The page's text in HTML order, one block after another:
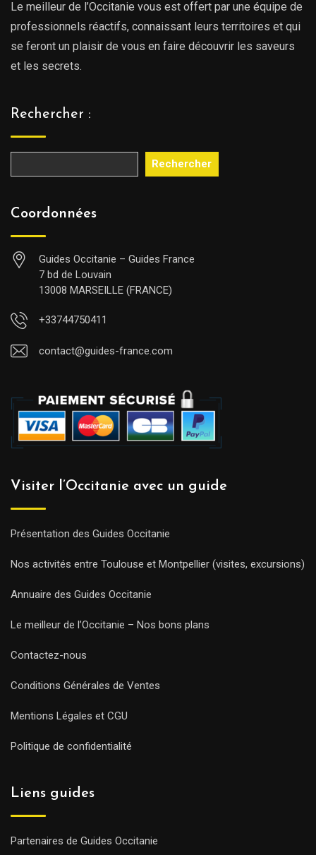
Le meilleur de l’Occitanie vous est offert par une équipe de
professionnels réactifs, connaissant leurs territoires et qui
se feront un plaisir de vous en faire découvrir les saveurs
et les secrets.
Rechercher :
Rechercher
Coordonnées
Guides Occitanie – Guides France
7 bd de Louvain
13008 MARSEILLE (FRANCE)
+33744750411
contact@guides-france.com
Visiter l’Occitanie avec un guide
Présentation des Guides Occitanie
Nos activités entre Toulouse et Montpellier (visites, excursions)
Annuaire des Guides Occitanie
Le meilleur de l’Occitanie – Nos bons plans
Contactez-nous
Conditions Générales de Ventes
Mentions Légales et CGU
Politique de confidentialité
Liens guides
Partenaires de Guides Occitanie